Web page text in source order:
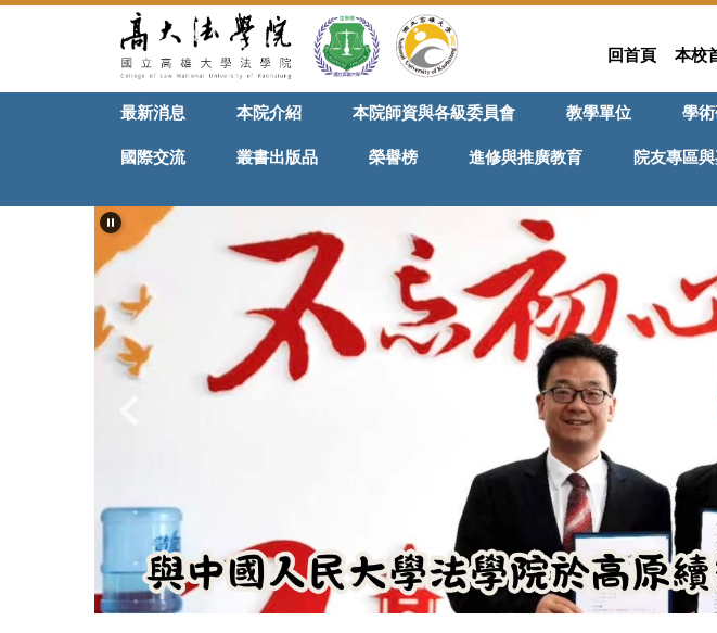
要
回首頁 本校
最新消息 本院介紹 本院師資與各級委員會 教學單位 學
國際交流 叢書出版品 榮譽榜 進修與推廣教育 院友專區